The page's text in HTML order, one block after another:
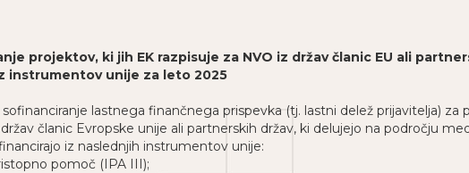
projektov, ki jih EK razpisuje za NVO iz držav članic EU ali
instrumentov unije za leto 2025
lastnega finančnega prispevka (tj. lastni delež prijavitelja) za
članic Evropske unije ali partnerskih držav, ki delujejo na področju
iz naslednjih instrumentov unije:
pomoč (IPA III);